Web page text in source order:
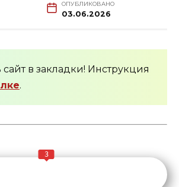
ОПУБЛИКОВАНО
03.06.2026
в закладки! Инструкция
.
3